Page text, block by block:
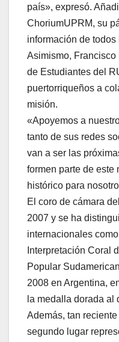
país», expresó.
ChoriumUPRM, su
información de todos
Asimismo,
de Estudiantes del
puertorriqueños a
misión.
«Apoyemos a
tanto de sus redes
van a ser las
formen parte de este
histórico para
El coro de cámara
2007 y se ha
internacionales
Interpretación Coral
Popular
2008 en Argentina,
la medalla dorada al
Además, tan
segundo lugar